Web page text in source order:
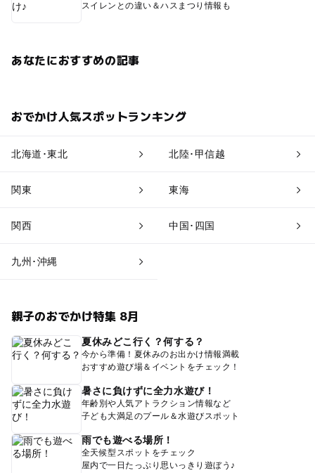
スイレンとの違い＆ハスまつり情報も
あなたにおすすめの記事
おでかけ人気スポットランキング
北海道･東北 北陸･甲信越
関東 東海
関西 中国･四国
九州･沖縄
親子のおでかけ特集 8月
夏休みどこ行く？何する？
今から準備！夏休みのお出かけ情報満載
おすすめ遊び場＆イベントをチェック！
暑さに負けずに全力水遊び！
年齢別や人気アトラクション情報など
子ども大満足のプール＆水遊びスポット
雨でも遊べる場所！
全天候型スポットをチェック
屋内で一日たっぷり思いっきり遊ぼう♪